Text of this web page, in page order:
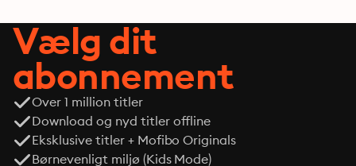
Vælg dit
abonnement
Over 1 million titler
Download og nyd titler offline
Eksklusive titler + Mofibo Originals
Børnevenligt miljø (Kids Mode)